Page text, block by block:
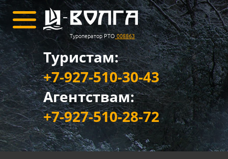
Туроператор РТО 008863
Туристам:
+7-927-510-30-43
Агентствам:
+7-927-510-28-72